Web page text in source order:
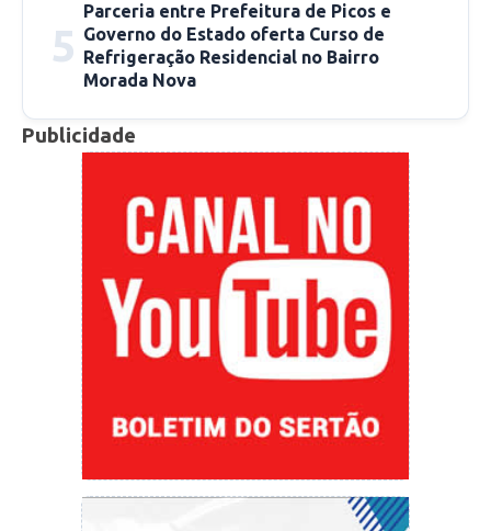
Para José gentil, de 65 anos de Idade, a
vacinação é um maneira de salvar vidas, “Eu
acho que a pessoa que não tomou essa vacina
deveria raciocinar um pouco mais, e vim tomar
a vacina, porque a vacina é de muita
importância”, disse o idoso.
Confira o cronograma de vacinação:
VACINA COVID-19 MONOVALENTE (XBB)
25/06
5
Parceria entre Prefeitura de Picos e
Governo do Estado oferta Curso de
Refrigeração Residencial no Bairro
Morada Nova
Publicidade